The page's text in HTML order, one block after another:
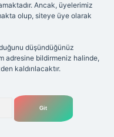
Ancak, üyelerimiz
olup, siteye üye olarak
düşündüğünüz
adresine bildirmeniz halinde,
kaldırılacaktır.